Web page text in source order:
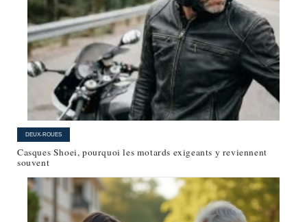
DEUX-ROUES
Casques Shoei, pourquoi les motards exigeants y reviennent
souvent